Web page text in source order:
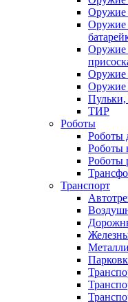
Оружие
Оружие
Оружие
Оружие
Оружие
Пульки,
ТИР
Роботы
Роботы
Роботы
Роботы
Транспорт